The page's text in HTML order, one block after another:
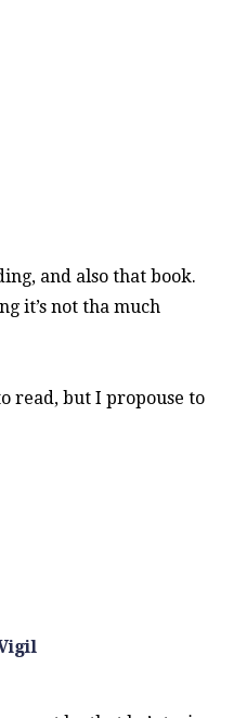
and also that book.
it’s not tha much
read, but I propouse to